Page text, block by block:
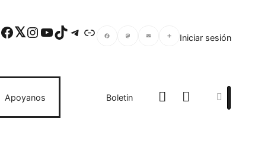
Facebook Twitter Instagram YouTube TikTok Telegram Enlace Iniciar sesión
Apoyanos Boletin